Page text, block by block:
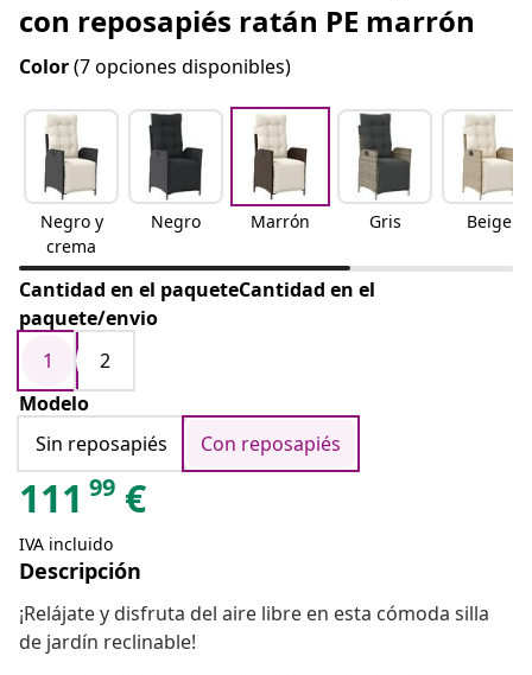
con reposapiés ratán PE marrón
Color(7 opciones disponibles)
Negro y
crema
Negro Marrón Gris Beige
Cantidad en el paqueteCantidad en el
paquete/envio
1
2
Modelo
Sin reposapiés
Con reposapiés
111 99 €
IVA incluido
Descripción
¡Relájate y disfruta del aire libre en esta cómoda silla
de jardín reclinable!